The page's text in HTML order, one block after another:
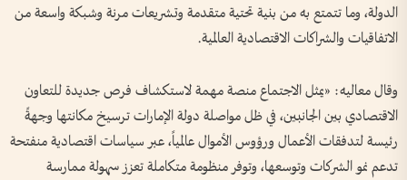
الدولة، وما تتمتع به من بنية تحتية متقدمة وتشريعات مرنة وشبكة واسعة من
الاتفاقيات والشراكات الاقتصادية العالمية.
وقال معاليه: «يمثل الاجتماع منصة مهمة لاستكشاف فرص جديدة للتعاون
الاقتصادي بين الجانبين، في ظل مواصلة دولة الإمارات ترسيخ مكانتها وجهةً
رئيسة لتدفقات الأعمال ورؤوس الأموال عالمياً، عبر سياسات اقتصادية منفتحة
تدعم نمو الشركات وتوسعها، وتوفر منظومة متكاملة تعزز سهولة ممارسة